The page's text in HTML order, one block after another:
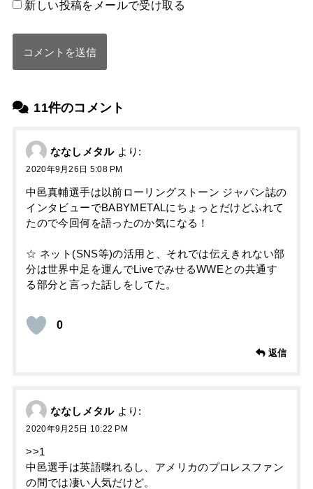
11件のコメント
ななしメタル より:
2020年9月26日 5:08 PM
中邑真輔選手は以前ローリングストーン ジャパン誌の
インタビューでBABYMETALにちょっとだけどふれて
たので今回何を語ったのか気になる！
☆ ネット(SNS等)の活用と、それでは伝えきれない部
分は世界中足を運んでLiveでみせるWWEとの共通す
る部分と言った話しをしてた。
0
返信
ななしメタル より:
2020年9月25日 10:22 PM
>>1
中邑選手は英語喋れるし、アメリカのプロレスファン
の間では凄い人気だけど。
新しい投稿をメールで受け取る